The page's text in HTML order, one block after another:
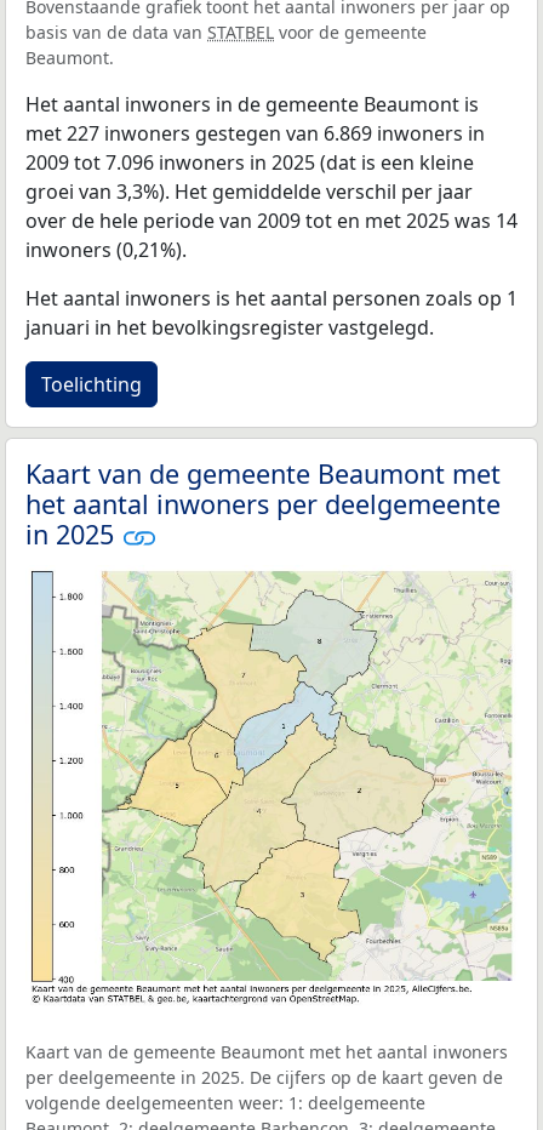
Bovenstaande grafiek toont het aantal inwoners per jaar op
basis van de data van STATBEL voor de gemeente
Beaumont.
Het aantal inwoners in de gemeente Beaumont is
met 227 inwoners gestegen van 6.869 inwoners in
2009 tot 7.096 inwoners in 2025 (dat is een kleine
groei van 3,3%). Het gemiddelde verschil per jaar
over de hele periode van 2009 tot en met 2025 was 14
inwoners (0,21%).
Het aantal inwoners is het aantal personen zoals op 1
januari in het bevolkingsregister vastgelegd.
Toelichting
Kaart van de gemeente Beaumont met
het aantal inwoners per deelgemeente
in 2025
Kaart van de gemeente Beaumont met het aantal inwoners
per deelgemeente in 2025. De cijfers op de kaart geven de
volgende deelgemeenten weer: 1: deelgemeente